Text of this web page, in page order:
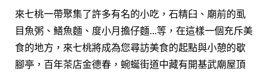
來七桃一帶聚集了許多有名的小吃，石精臼、廟前的虱
目魚粥、鱔魚麵、度小月擔仔麵...等，在這樣一個充斥美
食的地方，來七桃將成為您尋訪美食的起點與小憩的歇
腳亭，百年茶店金德春，蜿蜒街道中藏有開基武廟屋頂